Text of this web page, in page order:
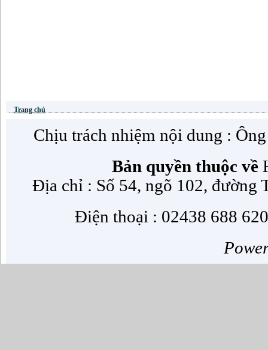
Trang chủ
Chịu trách nhiệm nội dung :
Bản quyền thuộc về
Địa chỉ : Số 54, ngõ 102, đường
Điện thoại : 02438 688